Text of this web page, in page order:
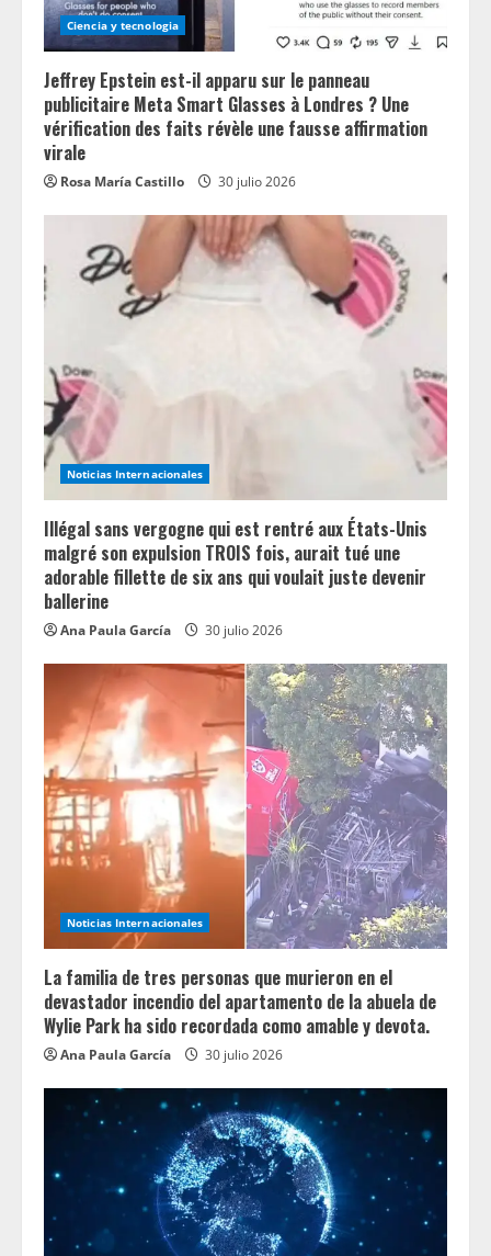
Ciencia y tecnologia
Jeffrey Epstein est-il apparu sur le panneau
publicitaire Meta Smart Glasses à Londres ? Une
vérification des faits révèle une fausse affirmation
virale
Rosa María Castillo 30 julio 2026
Noticias Internacionales
Illégal sans vergogne qui est rentré aux États-Unis
malgré son expulsion TROIS fois, aurait tué une
adorable fillette de six ans qui voulait juste devenir
ballerine
Ana Paula García 30 julio 2026
Noticias Internacionales
La familia de tres personas que murieron en el
devastador incendio del apartamento de la abuela de
Wylie Park ha sido recordada como amable y devota.
Ana Paula García 30 julio 2026